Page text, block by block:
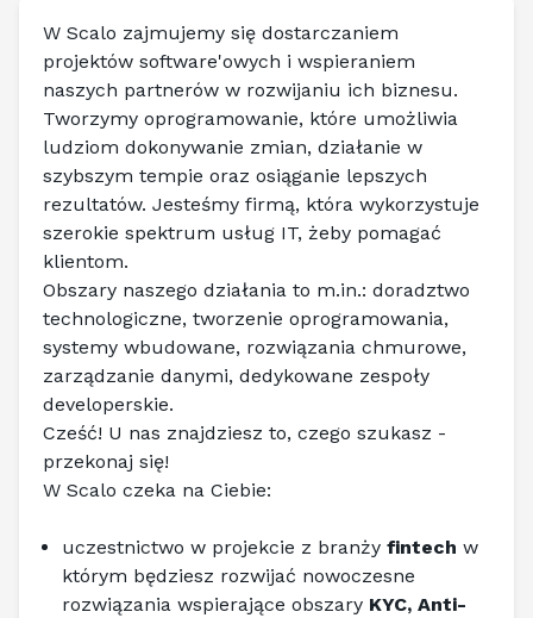
W Scalo zajmujemy się dostarczaniem
projektów software'owych i wspieraniem
naszych partnerów w rozwijaniu ich biznesu.
Tworzymy oprogramowanie, które umożliwia
ludziom dokonywanie zmian, działanie w
szybszym tempie oraz osiąganie lepszych
rezultatów. Jesteśmy firmą, która wykorzystuje
szerokie spektrum usług IT, żeby pomagać
klientom.
Obszary naszego działania to m.in.: doradztwo
technologiczne, tworzenie oprogramowania,
systemy wbudowane, rozwiązania chmurowe,
zarządzanie danymi, dedykowane zespoły
developerskie.
Cześć! U nas znajdziesz to, czego szukasz -
przekonaj się!
W Scalo czeka na Ciebie:
uczestnictwo w projekcie z branży fintech w
którym będziesz rozwijać nowoczesne
rozwiązania wspierające obszary KYC, Anti-